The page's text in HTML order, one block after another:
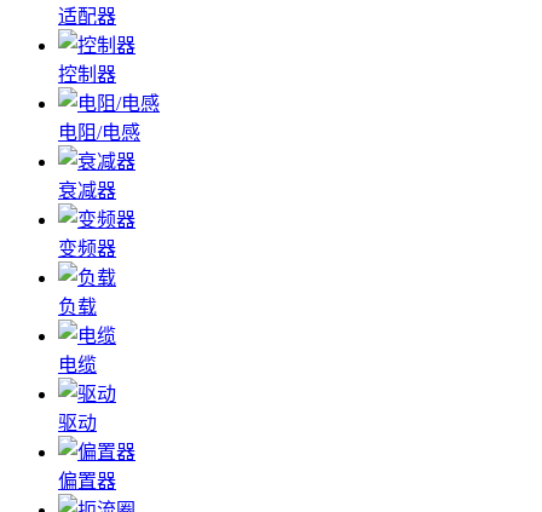
适配器
控制器
电阻/电感
衰减器
变频器
负载
电缆
驱动
偏置器